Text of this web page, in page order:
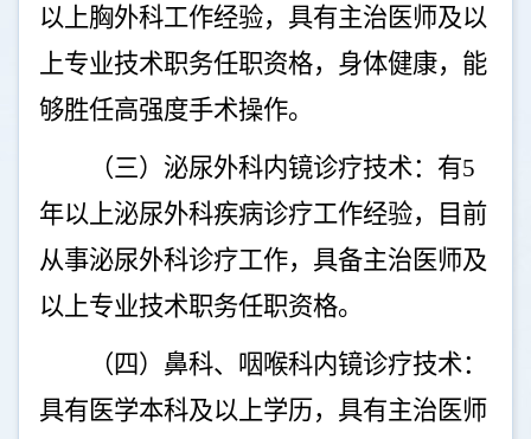
以上胸外科工作经验，具有主治医师及以
上专业技术职务任职资格，身体健康，能
够胜任高强度手术操作。
（三）泌尿外科内镜诊疗技术：有5
年以上泌尿外科疾病诊疗工作经验，目前
从事泌尿外科诊疗工作，具备主治医师及
以上专业技术职务任职资格。
（四）鼻科、咽喉科内镜诊疗技术：
具有医学本科及以上学历，具有主治医师